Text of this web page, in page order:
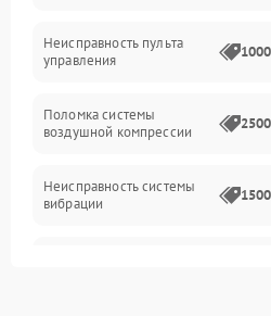
Электроника и датчики
Неисправность пульта
управления
Поломка системы
воздушной компрессии
Неисправность системы
вибрации